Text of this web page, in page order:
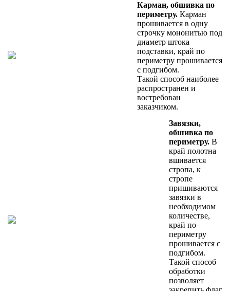
Карман, обшивка по
периметру. Карман
прошивается в одну
строчку мононитью под
диаметр штока
подставки, край по
периметру прошивается
с подгибом.
Такой способ наиболее
распространен и
востребован
заказчиком.
Завязки,
обшивка по
периметру. В
край полотна
вшивается
стропа, к
стропе
пришиваются
завязки в
необходимом
количестве,
край по
периметру
прошивается с
подгибом.
Такой способ
обработки
позволяет